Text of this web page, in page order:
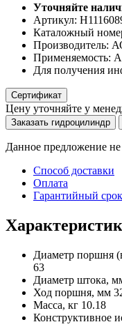
Уточняйте
Артикул:
Каталожный
Производитель:
Применяемость:
Для получения
Сертификат
Цену уточняйте у
Заказать гидроцилиндр
Данное предложение
Способ доставки
Оплата
Гарантийный срок
Диаметр поршня
63
Диаметр штока,
Ход поршня, мм
Масса, кг 10.18
Конструктивное